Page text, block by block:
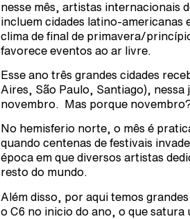
nesse mês, artistas internacionais
incluem cidades latino-americanas
clima de final de primavera/
favorece eventos ao ar livre.
Esse ano três grandes cidades
Aires, São Paulo, Santiago), nessa
novembro. Mas porque
No hemisferio norte, o mês é
quando centenas de festivais
época em que diversos artistas
resto do mundo.
Além disso, por aqui temos
o C6 no inicio do ano, o que satura